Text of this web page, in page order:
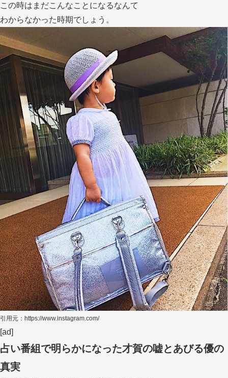
この時はまだこんなことになるなんて
わからなかった時期でしょう。
引用元： https://www.instagram.com/
[ad]
占い番組で明らかになった才賀の嘘とあびる優の
真実